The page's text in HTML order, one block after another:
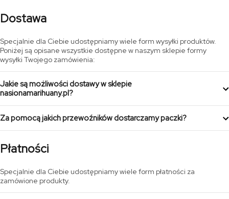
Dostawa
Specjalnie dla Ciebie udostępniamy wiele form wysyłki produktów.
Poniżej są opisane wszystkie dostępne w naszym sklepie formy
wysyłki Twojego zamówienia:
Jakie są możliwości dostawy w sklepie
nasionamarihuany.pl?
paczkomatów INPOST, wysyłkę kurierem oraz listem poleconym.
– Dla zamówień międzynarodowych zapewniamy wysyłkę za pomocą
Za pomocą jakich przewoźników dostarczamy paczki?
– paczkomaty INPOST
– kurier POCZTEX
– na życzenie kurier UPS, DPD lub FEDEX
Płatności
Specjalnie dla Ciebie udostępniamy wiele form płatności za
zamówione produkty.